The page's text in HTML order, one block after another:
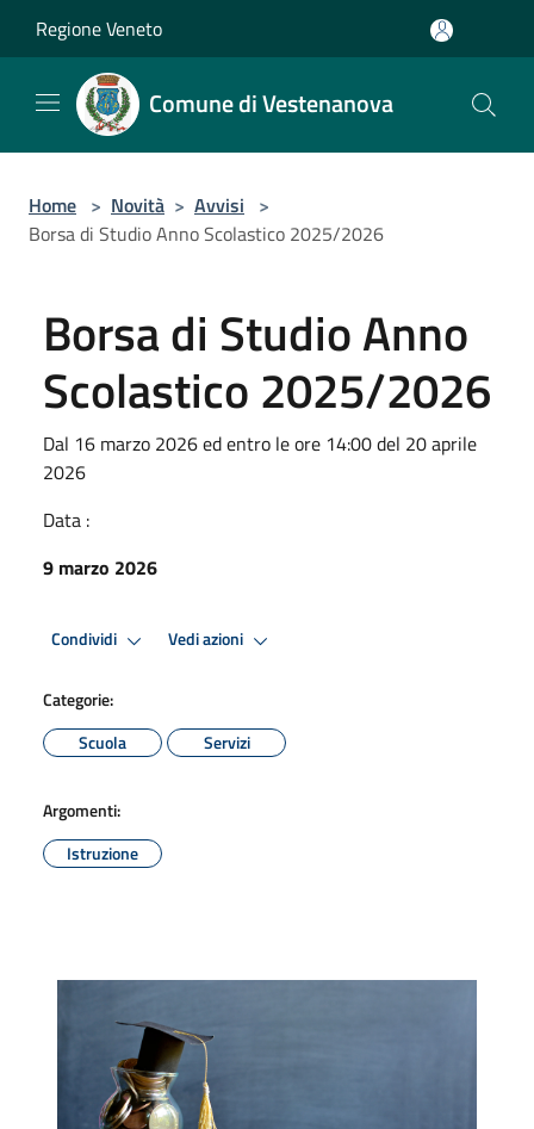
Regione Veneto
Comune di Vestenanova
Home > Novità > Avvisi >
Borsa di Studio Anno Scolastico 2025/2026
Borsa di Studio Anno
Scolastico 2025/2026
Dal 16 marzo 2026 ed entro le ore 14:00 del 20 aprile
2026
Data :
9 marzo 2026
Condividi Vedi azioni
Categorie:
Scuola
Servizi
Argomenti:
Istruzione